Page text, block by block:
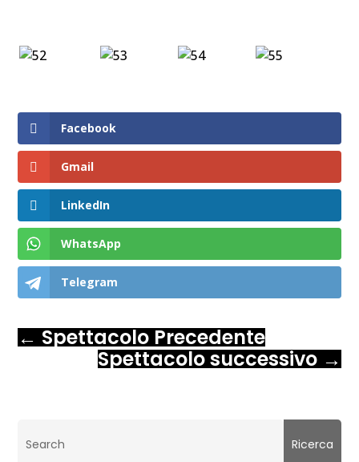
Facebook
Gmail
LinkedIn
WhatsApp
Telegram
← Spettacolo Precedente
Spettacolo successivo→